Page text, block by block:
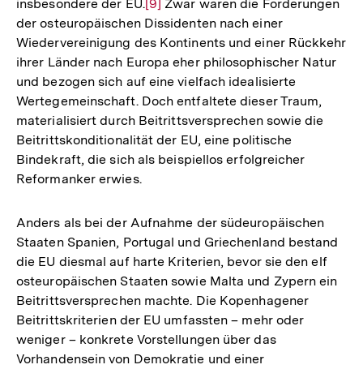
insbesondere der EU.Zur
Auflösung
der
Fußnote
[9] Zwar waren die Forderungen
der osteuropäischen Dissidenten nach einer
Wiedervereinigung des Kontinents und einer Rückkehr
ihrer Länder nach Europa eher philosophischer Natur
und bezogen sich auf eine vielfach idealisierte
Wertegemeinschaft. Doch entfaltete dieser Traum,
materialisiert durch Beitrittsversprechen sowie die
Beitrittskonditionalität der EU, eine politische
Bindekraft, die sich als beispiellos erfolgreicher
Reformanker erwies.
Anders als bei der Aufnahme der südeuropäischen
Staaten Spanien, Portugal und Griechenland bestand
die EU diesmal auf harte Kriterien, bevor sie den elf
osteuropäischen Staaten sowie Malta und Zypern ein
Beitrittsversprechen machte. Die Kopenhagener
Beitrittskriterien der EU umfassten – mehr oder
weniger – konkrete Vorstellungen über das
Vorhandensein von Demokratie und einer